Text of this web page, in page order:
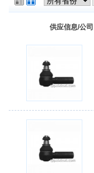
供应信息/公司